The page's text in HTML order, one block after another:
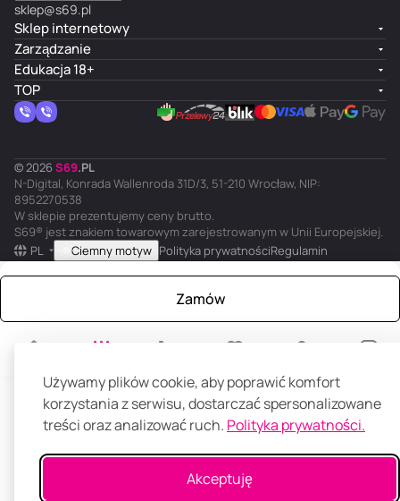
Używamy plików cookie, aby poprawić komfort
korzystania z serwisu, dostarczać spersonalizowane
treści oraz analizować ruch. Polityka prywatności.
Akceptuję
Zamów
sklep@s69.pl
Sklep internetowy
Zarządzanie
Edukacja 18+
TOP
© 2026 S69.PL
N-Digital, Konrada Wallenroda 31D/3, 51-210 Wrocław, NIP:
8952270538
W sklepie prezentujemy ceny brutto.
S69® jest znakiem towarowym zarejestrowanym w Unii Europejskiej.
PL
Ciemny motyw Polityka prywatnościRegulamin